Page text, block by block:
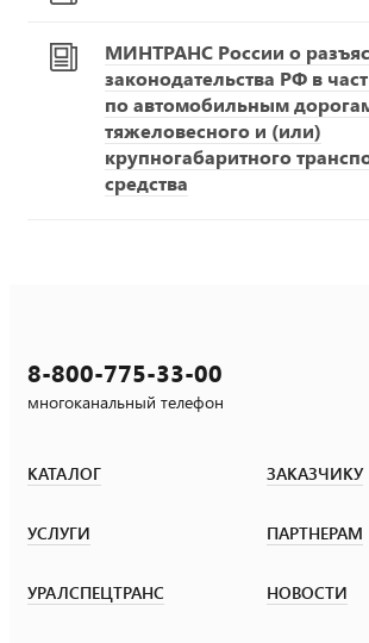
МИНТРАНС России о
законодательства РФ в
по автомобильным
тяжеловесного и (или)
крупногабаритного
средства
8-800-775-33-00
многоканальный телефон
КАТАЛОГ ЗАКАЗЧИКУ
УСЛУГИ ПАРТНЕРАМ
УРАЛСПЕЦТРАНС НОВОСТИ